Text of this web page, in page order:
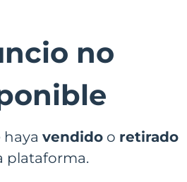
no
haya vendido o retirado
plataforma.